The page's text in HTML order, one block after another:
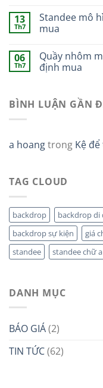
13
Th7
Standee mô
mua
06
Th7
Quầy nhôm
định mua
BÌNH LUẬN GẦN
a hoangtrong Kệ
TAG CLOUD
backdrop backdrop di
backdrop sự kiện
giá
standee
standee chữ a
DANH MỤC
BÁO GIÁ(2)
TIN TỨC(62)